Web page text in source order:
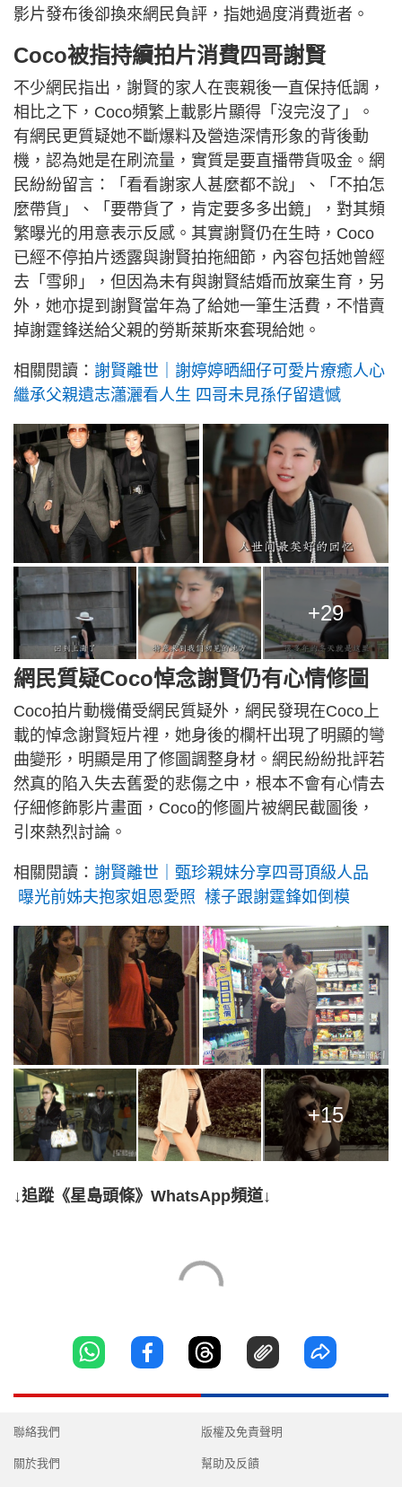
影片發布後卻換來網民負評，指她過度消費逝者。
Coco被指持續拍片消費四哥謝賢
不少網民指出，謝賢的家人在喪親後一直保持低調，
相比之下，Coco頻繁上載影片顯得「沒完沒了」。
有網民更質疑她不斷爆料及營造深情形象的背後動
機，認為她是在刷流量，實質是要直播帶貨吸金。網
民紛紛留言：「看看謝家人甚麼都不說」、「不拍怎
麼帶貨」、「要帶貨了，肯定要多多出鏡」，對其頻
繁曝光的用意表示反感。其實謝賢仍在生時，Coco
已經不停拍片透露與謝賢拍拖細節，內容包括她曾經
去「雪卵」，但因為未有與謝賢結婚而放棄生育，另
外，她亦提到謝賢當年為了給她一筆生活費，不惜賣
掉謝霆鋒送給父親的勞斯萊斯來套現給她。
相關閱讀： 謝賢離世｜謝婷婷晒細仔可愛片療癒人心
繼承父親遺志瀟灑看人生 四哥未見孫仔留遺憾
+29
網民質疑Coco悼念謝賢仍有心情修圖
Coco拍片動機備受網民質疑外，網民發現在Coco上
載的悼念謝賢短片裡，她身後的欄杆出現了明顯的彎
曲變形，明顯是用了修圖調整身材。網民紛紛批評若
然真的陷入失去舊愛的悲傷之中，根本不會有心情去
仔細修飾影片畫面，Coco的修圖片被網民截圖後，
引來熱烈討論。
相關閱讀： 謝賢離世｜甄珍親妹分享四哥頂級人品
曝光前姊夫抱家姐恩愛照 樣子跟謝霆鋒如倒模
+15
↓追蹤《星島頭條》WhatsApp頻道↓
聯絡我們
關於我們
版權及免責聲明
幫助及反饋